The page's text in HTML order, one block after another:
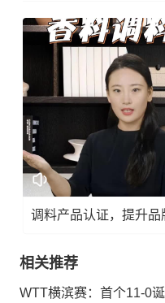
调料产品认证，提升品
相关推荐
WTT横滨赛：首个11-0